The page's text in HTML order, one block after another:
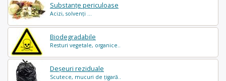
Substanțe periculoase
Acizi, solvenți ...
Biodegradabile
Resturi vegetale, organice..
Deșeuri reziduale
Scutece, mucuri de țigară..